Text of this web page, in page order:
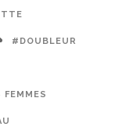
#DOUBLEUR